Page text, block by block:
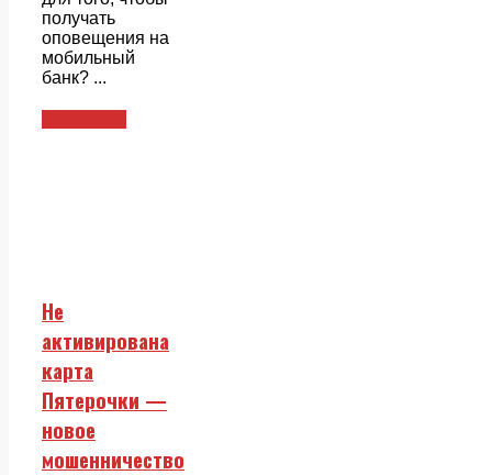
получать
оповещения на
мобильный
банк? ...
Не
активирована
карта
Пятерочки —
новое
мошенничество